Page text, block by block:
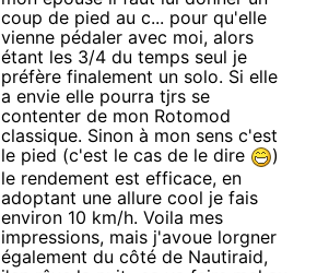
coup de pied au c... pour qu'elle
vienne pédaler avec moi, alors
étant les 3/4 du temps seul je
préfère finalement un solo. Si elle
a envie elle pourra tjrs se
contenter de mon Rotomod
classique. Sinon à mon sens c'est
le pied (c'est le cas de le dire
)
le rendement est efficace, en
adoptant une allure cool je fais
environ 10 km/h. Voila mes
impressions, mais j'avoue lorgner
également du côté de Nautiraid,